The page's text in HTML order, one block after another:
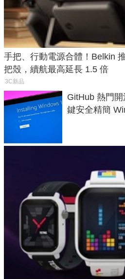
手把、行動電源合體！Belkin
把殼，續航最高延長 1.5 倍
3C新品
GitHub 熱門
鍵安全精簡